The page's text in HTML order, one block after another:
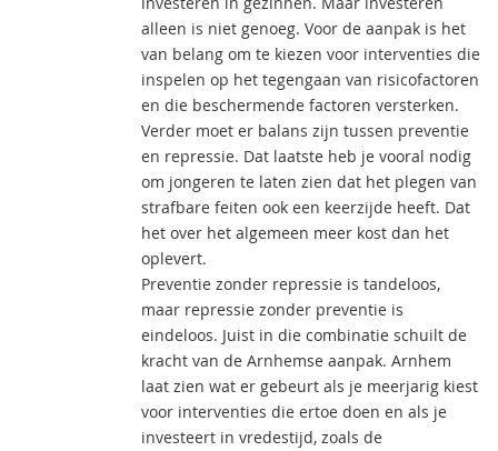
alleen is niet genoeg. Voor de aanpak is het
van belang om te kiezen voor interventies die
inspelen op het tegengaan van risicofactoren
en die beschermende factoren versterken.
Verder moet er balans zijn tussen preventie
en repressie. Dat laatste heb je vooral nodig
om jongeren te laten zien dat het plegen van
strafbare feiten ook een keerzijde heeft. Dat
het over het algemeen meer kost dan het
oplevert.
Preventie zonder repressie is tandeloos,
maar repressie zonder preventie is
eindeloos. Juist in die combinatie schuilt de
kracht van de Arnhemse aanpak. Arnhem
laat zien wat er gebeurt als je meerjarig kiest
voor interventies die ertoe doen en als je
investeert in vredestijd, zoals de